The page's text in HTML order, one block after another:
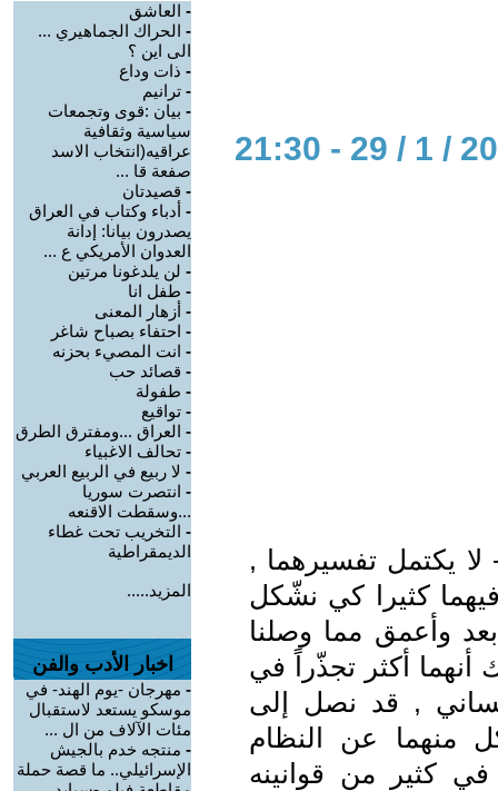
يكتمل تفسيرهما ,
كثيرا كي نشّكل
وأعمق مما وصلنا
أنهما أكثر تجذّراً في
, قد نصل إلى
منهما عن النظام
في كثير من قوانينه
- العاشق
- الحراك الجماهيري ...
الى اين ؟
- ذات وداع
- ترانيم
- بيان :قوى وتجمعات
سياسية وثقافية
عراقيه(انتخاب الاسد
صفعة قا ...
- قصيدتان
- أدباء وكتاب في العراق
يصدرون بيانا: إدانة
العدوان الأمريكي ع ...
- لن يلدغونا مرتين
- طفل انا
- أزهار المعنى
- احتفاء بصباح شاغر
- انت المصيء بحزنه
- قصائد حب
- طفولة
- تواقيع
- العراق ...ومفترق الطرق
- تحالف الاغبياء
- لا ربيع في الربيع العربي
- انتصرت سوريا
...وسقطت الاقنعه
- التخريب تحت غطاء
الديمقراطية
المزيد.....
اخبار الأدب والفن
- مهرجان -يوم الهند- في
موسكو يستعد لاستقبال
مئات الآلاف من ال ...
- منتجه خدم بالجيش
الإسرائيلي.. ما قصة حملة